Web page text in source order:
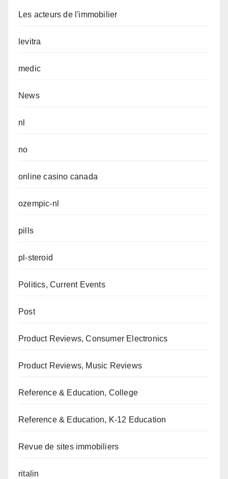
Les acteurs de l'immobilier
levitra
medic
News
nl
no
online casino canada
ozempic-nl
pills
pl-steroid
Politics, Current Events
Post
Product Reviews, Consumer Electronics
Product Reviews, Music Reviews
Reference & Education, College
Reference & Education, K-12 Education
Revue de sites immobiliers
ritalin